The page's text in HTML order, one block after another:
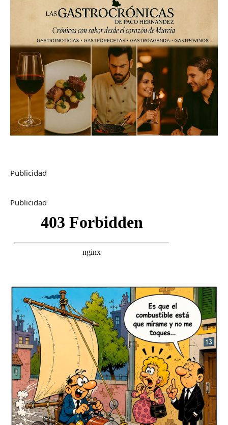
Publicidad
Publicidad